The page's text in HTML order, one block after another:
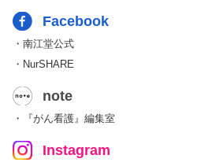
Facebook
・南江堂公式
・NurSHARE
note
・『がん看護』編集室
Instagram